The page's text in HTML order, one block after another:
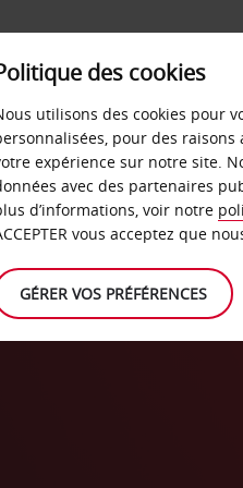
SERVICES &
LOCATION
des cookies
utilisons des cookies pour
pour des
expérience sur notre site.
avec des partenaires
d’informations, voir notre
vous acceptez que
GÉRER VOS PRÉFÉRENCES